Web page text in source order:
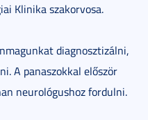
Klinika szakorvosa.
diagnosztizálni,
A panaszokkal először
neurológushoz fordulni.